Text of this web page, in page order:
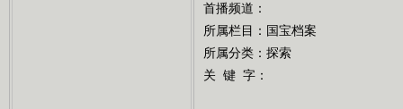
首播频道：
所属栏目： 国宝档案
所属分类：探索
关 键 字：